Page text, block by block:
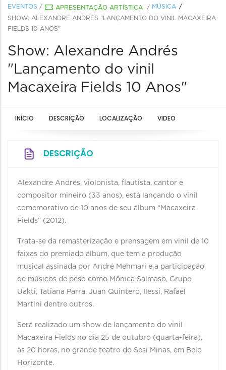
EVENTOS / APRESENTAÇÃO ARTÍSTICA / MÚSICA
SHOW: ALEXANDRE ANDRÉS "LANÇAMENTO DO VINIL MACAXEIRA
FIELDS 10 ANOS"
Show: Alexandre Andrés
"Lançamento do vinil
Macaxeira Fields 10 Anos"
INÍCIO DESCRIÇÃO LOCALIZAÇÃO VIDEO
DESCRIÇÃO
Alexandre Andrés, violonista, flautista, cantor e
compositor mineiro (33 anos), está lançando o vinil
comemorativo de 10 anos de seu álbum “Macaxeira
Fields” (2012).
Trata-se da remasterização e prensagem em vinil de 10
faixas do premiado álbum, que tem a produção
musical assinada por André Mehmari e a participação
de músicos de peso como Mônica Salmaso, Grupo
Uakti, Tatiana Parra, Juan Quintero, Ilessi, Rafael
Martini dentre outros.
Será realizado um show de lançamento do vinil
Macaxeira Fields no dia 25 de outubro (quarta-feira),
às 20 horas, no grande teatro do Sesi Minas, em Belo
Horizonte.